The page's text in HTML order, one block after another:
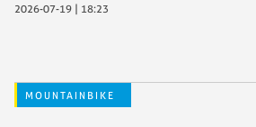
2026-07-19 | 18:23
MOUNTAINBIKE